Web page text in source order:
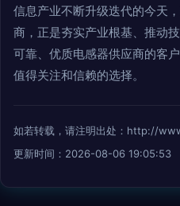
信息产业不断升级迭代的今天
商，正是夯实产业根基、推动
可靠、优质电感器供应商的客
值得关注和信赖的选择。
如若转载，请注明出处：http://
更新时间：2026-08-06 19:05:53